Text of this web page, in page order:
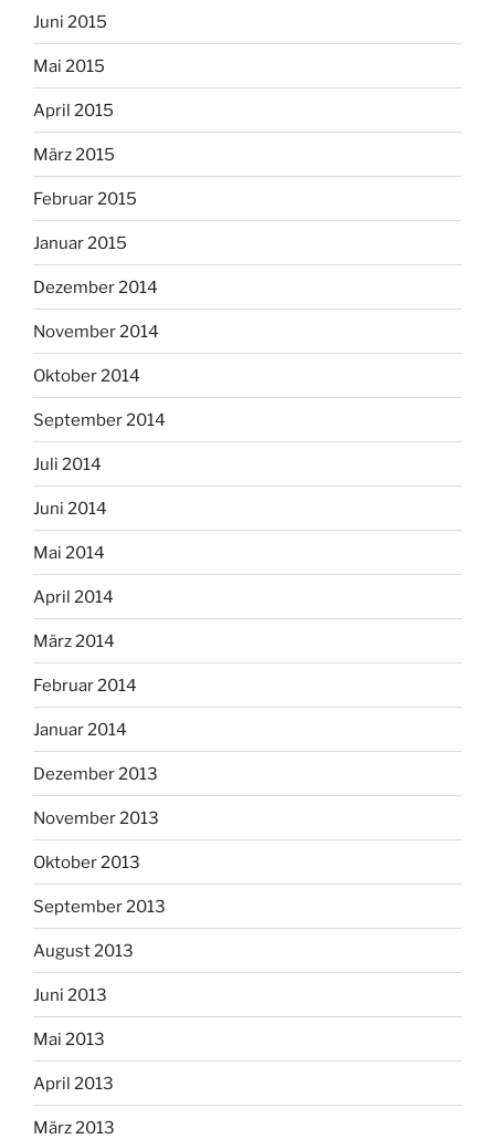
Juni 2015
Mai 2015
April 2015
März 2015
Februar 2015
Januar 2015
Dezember 2014
November 2014
Oktober 2014
September 2014
Juli 2014
Juni 2014
Mai 2014
April 2014
März 2014
Februar 2014
Januar 2014
Dezember 2013
November 2013
Oktober 2013
September 2013
August 2013
Juni 2013
Mai 2013
April 2013
März 2013